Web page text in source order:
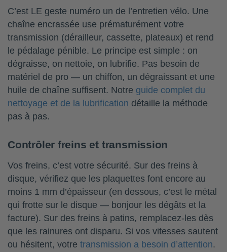
C’est LE geste numéro un de l’entretien vélo. Une
chaîne encrassée use prématurément votre
transmission (dérailleur, cassette, plateaux) et rend
le pédalage pénible. Le principe est simple : on
dégraisse, on nettoie, on lubrifie. Pas besoin de
matériel de pro — un chiffon, un dégraissant et une
huile de chaîne suffisent. Notre guide complet du
nettoyage et de la lubrification détaille la méthode
pas à pas.
Contrôler freins et transmission
Vos freins, c’est votre sécurité. Sur des freins à
disque, vérifiez que les plaquettes font encore au
moins 1 mm d’épaisseur (en dessous, c’est le métal
qui frotte sur le disque — bonjour les dégâts et la
facture). Sur des freins à patins, remplacez-les dès
que les rainures ont disparu. Si vos vitesses sautent
ou hésitent, votre transmission a besoin d’attention.